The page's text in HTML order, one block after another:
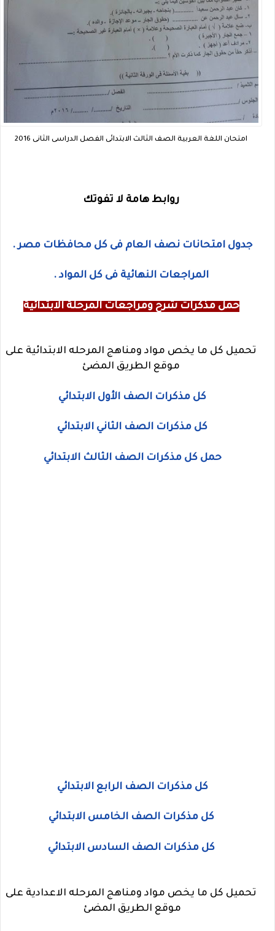
امتحان اللغة العربية الصف الثالث الابتدائى الفصل الدراسى الثانى 2016
روابط هامة لا تفوتك
جدول امتحانات نصف العام فى كل محافظات مصر .
المراجعات النهائية فى كل المواد .
حمل مذكرات شرح ومراجعات المرحلة الابتدائية
تحميل كل ما يخص مواد ومناهج المرحله الابتدائية على
موقع الطريق المضئ
كل مذكرات الصف الأول الابتدائي
كل مذكرات الصف الثاني الابتدائي
حمل كل مذكرات الصف الثالث الابتدائي
كل مذكرات الصف الرابع الابتدائي
كل مذكرات الصف الخامس الابتدائي
كل مذكرات الصف السادس الابتدائي
تحميل كل ما يخص مواد ومناهج المرحله الاعدادية على
موقع الطريق المضئ